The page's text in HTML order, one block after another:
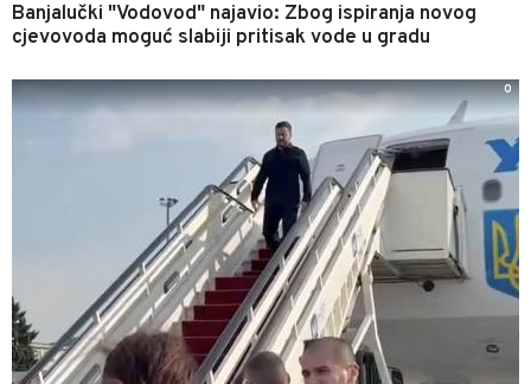
Banjalučki "Vodovod" najavio: Zbog ispiranja novog
cjevovoda moguć slabiji pritisak vode u gradu
0